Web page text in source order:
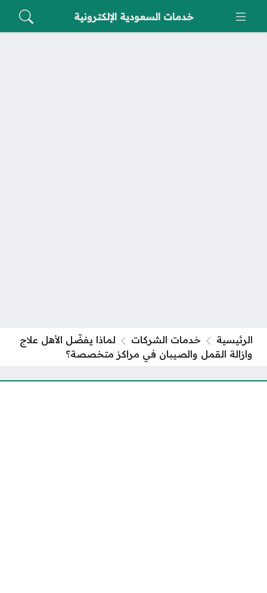
خدمات السعودية الإلكترونية
الرئيسية خدمات الشركات
لماذا يفضّل الأهل علاج
وازالة القمل والصيبان في مراكز متخصصة؟